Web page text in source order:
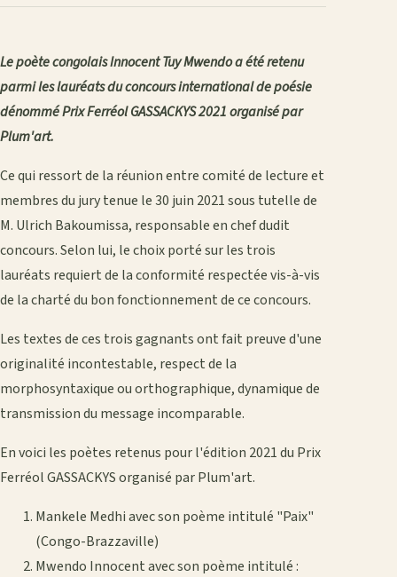
Le poète congolais Innocent Tuy Mwendo a été retenu
parmi les lauréats du concours international de poésie
dénommé Prix Ferréol GASSACKYS 2021 organisé par
Plum'art.
Ce qui ressort de la réunion entre comité de lecture et
membres du jury tenue le 30 juin 2021 sous tutelle de
M. Ulrich Bakoumissa, responsable en chef dudit
concours. Selon lui, le choix porté sur les trois
lauréats requiert de la conformité respectée vis-à-vis
de la charté du bon fonctionnement de ce concours.
Les textes de ces trois gagnants ont fait preuve d'une
originalité incontestable, respect de la
morphosyntaxique ou orthographique, dynamique de
transmission du message incomparable.
En voici les poètes retenus pour l'édition 2021 du Prix
Ferréol GASSACKYS organisé par Plum'art.
Mankele Medhi avec son poème intitulé "Paix"
(Congo-Brazzaville)
Mwendo Innocent avec son poème intitulé :